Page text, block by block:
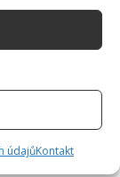
údajůKontakt